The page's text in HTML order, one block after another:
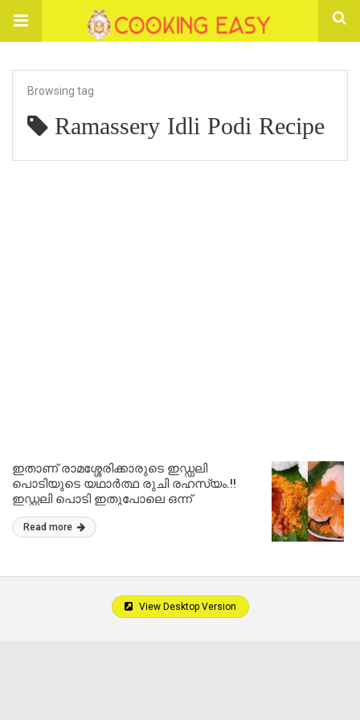
Browsing tag
Ramassery Idli Podi Recipe
ഇതാണ് രാമശ്ശേരിക്കാരുടെ ഇഡ്ഡലി
പൊടിയുടെ യഥാർത്ഥ രുചി രഹസ്യം.!!
ഇഡ്ഡലി പൊടി ഇതുപോലെ ഒന്ന്
ഉണ്ടാക്കി നോക്കൂ; രുചി അസാധ്യം.!!
Ramassery Idli Podi Recipe
Read more
View Desktop Version